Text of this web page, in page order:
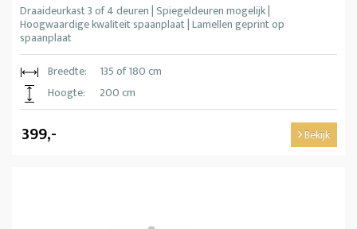
Draaideurkast 3 of 4 deuren | Spiegeldeuren mogelijk |
Hoogwaardige kwaliteit spaanplaat | Lamellen geprint op
spaanplaat
Breedte:
135 of 180 cm
Hoogte:
200 cm
399,- Bekijk